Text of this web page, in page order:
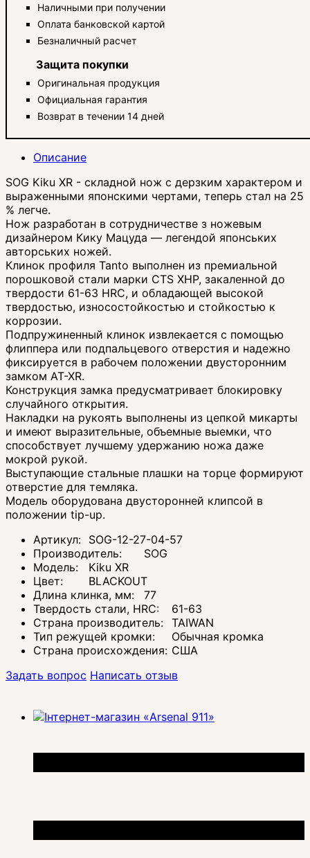
Наличными при получении
Оплата банковской картой
Безналичный расчет
Защита покупки
Оригинальная продукция
Официальная гарантия
Возврат в течении 14 дней
Описание
SOG Kiku XR - складной нож с дерзким характером и
выраженными японскими чертами, теперь стал на 25
% легче.
Нож разработан в сотрудничестве з ножевым
дизайнером Кику Мацуда — легендой японських
авторських ножей.
Клинок профиля Tanto выполнен из премиальной
порошковой стали марки CTS XHP, закаленной до
твердости 61-63 HRC, и обладающей высокой
твердостью, износостойкостью и стойкостью к
коррозии.
Подпружиненный клинок извлекается с помощью
флиппера или подпальцевого отверстия и надежно
фиксируется в рабочем положении двусторонним
замком AT-XR.
Конструкция замка предусматривает блокировку
случайного открытия.
Накладки на рукоять выполнены из цепкой микарты
и имеют выразительные, объемные выемки, что
способствует лучшему удержанию ножа даже
мокрой рукой.
Выступающие стальные плашки на торце формируют
отверстие для темляка.
Модель оборудована двусторонней клипсой в
положении tip-up.
Артикул: SOG-12-27-04-57
Производитель:
SOG
Модель:
Kiku XR
Цвет:
BLACKOUT
Длина клинка, мм:
77
Твердость стали, HRC:
61-63
Страна производитель: TAIWAN
Тип режущей кромки:
Обычная кромка
Страна происхождения: США
Задать вопрос Написать отзыв